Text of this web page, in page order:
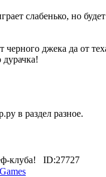
слабенько, но
черного джека да от
дурачка!
в раздел разное.
клуба!
ID:27727